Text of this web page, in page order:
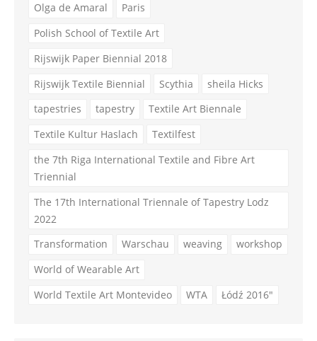
Olga de Amaral
Paris
Polish School of Textile Art
Rijswijk Paper Biennial 2018
Rijswijk Textile Biennial
Scythia
sheila Hicks
tapestries
tapestry
Textile Art Biennale
Textile Kultur Haslach
Textilfest
the 7th Riga International Textile and Fibre Art
Triennial
The 17th International Triennale of Tapestry Lodz
2022
Transformation
Warschau weaving
workshop
World of Wearable Art
World Textile Art Montevideo
WTA Łódź 2016"